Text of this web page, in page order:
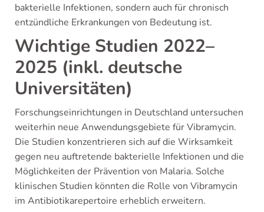
bakterielle Infektionen, sondern auch für chronisch
entzündliche Erkrankungen von Bedeutung ist.
Wichtige Studien 2022–
2025 (inkl. deutsche
Universitäten)
Forschungseinrichtungen in Deutschland untersuchen
weiterhin neue Anwendungsgebiete für Vibramycin.
Die Studien konzentrieren sich auf die Wirksamkeit
gegen neu auftretende bakterielle Infektionen und die
Möglichkeiten der Prävention von Malaria. Solche
klinischen Studien könnten die Rolle von Vibramycin
im Antibiotikarepertoire erheblich erweitern.